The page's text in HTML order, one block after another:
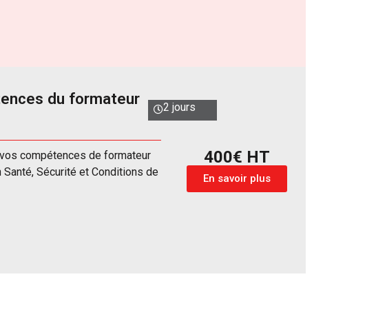
du formateur
2 jours
compétences de formateur
Sécurité et Conditions de
400€ HT
En savoir plus